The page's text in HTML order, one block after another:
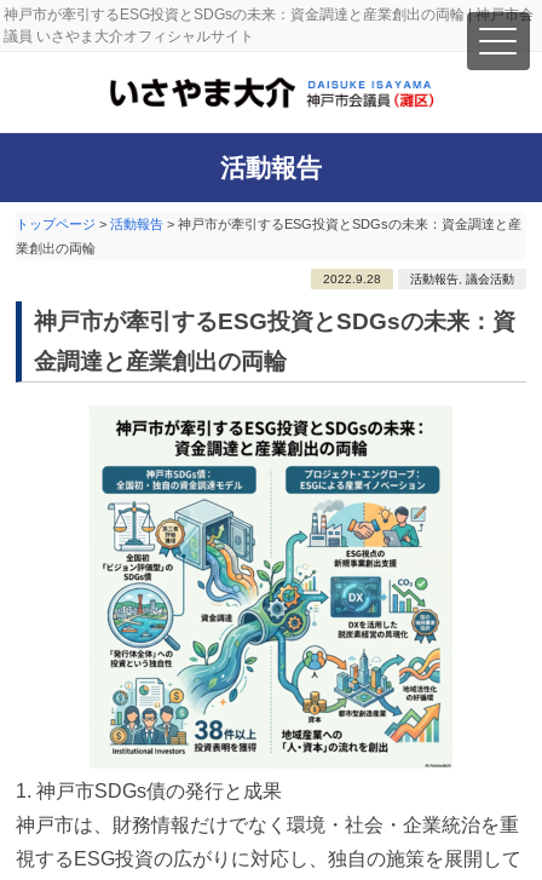
神戸市が牽引するESG投資とSDGsの未来：資金調達と産業創出の両輪 | 神戸市会
議員 いさやま大介オフィシャルサイト
活動報告
トップページ >活動報告 >神戸市が牽引するESG投資とSDGsの未来：資金調達と産
業創出の両輪
2022.9.28 活動報告, 議会活動
神戸市が牽引するESG投資とSDGsの未来：資
金調達と産業創出の両輪
1. 神戸市SDGs債の発行と成果
神戸市は、財務情報だけでなく環境・社会・企業統治を重
視するESG投資の広がりに対応し、独自の施策を展開して